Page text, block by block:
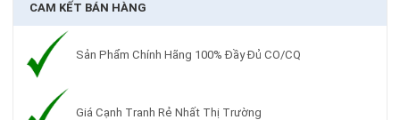
CAM KẾT BÁN HÀNG
Sản Phẩm Chính Hãng 100% Đầy Đủ CO/CQ
Giá Cạnh Tranh Rẻ Nhất Thị Trường